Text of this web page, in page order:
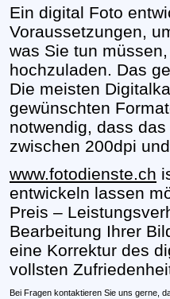
Ein digital Foto
Voraussetzungen,
was Sie tun
hochzuladen. Das
Die meisten
gewünschten
notwendig, dass
zwischen 200dpi
www.fotodienste.ch
entwickeln lassen
Preis –
Bearbeitung Ihrer
eine Korrektur des
vollsten
Bei Fragen kontaktieren Sie uns gerne,